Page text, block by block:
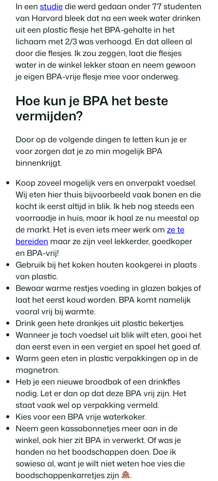
In een studiedie werd gedaan onder 77 studenten
van Harvard bleek dat na een week water drinken
uit een plastic flesje het BPA-gehalte in het
lichaam met 2/3 was verhoogd. En dat alleen al
door die flesjes. Ik zou zeggen, laat die flesjes
water in de winkel lekker staan en neem gewoon
je eigen BPA-vrije flesje mee voor onderweg.
Hoe kun je BPA het beste
vermijden?
Door op de volgende dingen te letten kun je er
voor zorgen dat je zo min mogelijk BPA
binnenkrijgt.
Koop zoveel mogelijk vers en onverpakt voedsel.
Wij eten hier thuis bijvoorbeeld vaak bonen en die
kocht ik eerst altijd in blik. Ik heb nog steeds een
voorraadje in huis, maar ik haal ze nu meestal op
de markt. Het is even iets meer werk om ze te
bereiden maar ze zijn veel lekkerder, goedkoper
en BPA-vrij!
Gebruik bij het koken houten kookgerei in plaats
van plastic.
Bewaar warme restjes voeding in glazen bakjes of
laat het eerst koud worden. BPA komt namelijk
vooral vrij bij warmte.
Drink geen hete drankjes uit plastic bekertjes.
Wanneer je toch voedsel uit blik wilt eten, gooi het
dan eerst even in een vergiet en spoel het goed af.
Warm geen eten in plastic verpakkingen op in de
magnetron.
Heb je een nieuwe broodbak of een drinkfles
nodig. Let er dan op dat deze BPA vrij zijn. Het
staat vaak wel op verpakking vermeld.
Kies voor een BPA vrije waterkoker.
Neem geen kassabonnetjes meer aan in de
winkel, ook hier zit BPA in verwerkt. Of was je
handen na het boodschappen doen. Doe ik
sowieso al, want je wilt niet weten hoe vies die
boodschappenkarretjes zijn
.